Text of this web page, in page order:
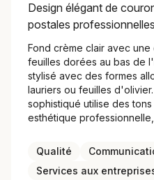
Design élégant de
postales
Fond crème clair avec
feuilles dorées au bas de
stylisé avec des formes
lauriers ou feuilles
sophistiqué utilise des
esthétique
Qualité
Services aux